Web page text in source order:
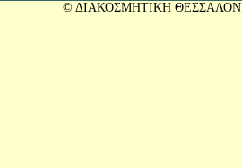
© ΔΙΑΚΟΣΜΗΤΙΚΗ